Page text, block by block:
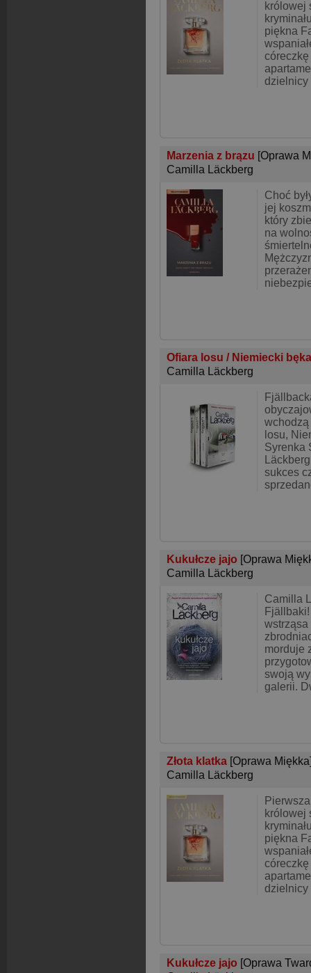
królowej
piękna
dzielnicy
Marzenia z brązu [Oprawa
Camilla Läckberg
Choć
jej
który
na
Ofiara losu / Niemiecki
Camilla Läckberg
losu,
Syrenka
sukces
Kukułcze jajo [Oprawa
Camilla Läckberg
Camilla
morduje
swoją
galerii.
Złota klatka [Oprawa
Camilla Läckberg
królowej
piękna
dzielnicy
Kukułcze jajo [Oprawa